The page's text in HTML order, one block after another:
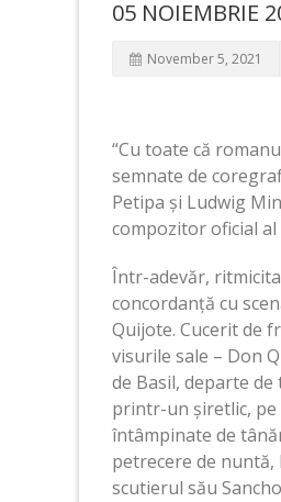
05 NOIEMBRIE
November 5, 2021
“Cu toate că
semnate de
Petipa și Ludwig
compozitor oficial
Într-adevăr,
concordanță cu
Quijote. Cucerit de
visurile sale – Don
de Basil, departe
printr-un șiretlic, pe
întâmpinate de
petrecere de
scutierul său